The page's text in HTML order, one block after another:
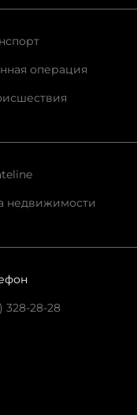
операция
недвижимости
328-28-28